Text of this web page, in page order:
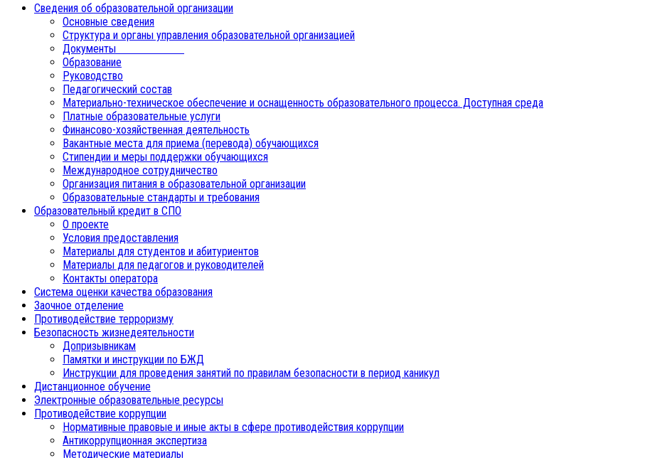
Сведения об образовательной организации
Основные сведения
Структура и органы управления образовательной организацией
Документы
Образование
Руководство
Педагогический состав
Материально-техническое обеспечение и оснащенность образовательного процесса. Доступная среда
Платные образовательные услуги
Финансово-хозяйственная деятельность
Вакантные места для приема (перевода) обучающихся
Стипендии и меры поддержки обучающихся
Международное сотрудничество
Организация питания в образовательной организации
Образовательные стандарты и требования
Образовательный кредит в СПО
О проекте
Условия предоставления
Материалы для студентов и абитуриентов
Материалы для педагогов и руководителей
Контакты оператора
Система оценки качества образования
Заочное отделение
Противодействие терроризму
Безопасность жизнедеятельности
Допризывникам
Памятки и инструкции по БЖД
Инструкции для проведения занятий по правилам безопасности в период каникул
Дистанционное обучение
Электронные образовательные ресурсы
Противодействие коррупции
Нормативные правовые и иные акты в сфере противодействия коррупции
Антикоррупционная экспертиза
Методические материалы